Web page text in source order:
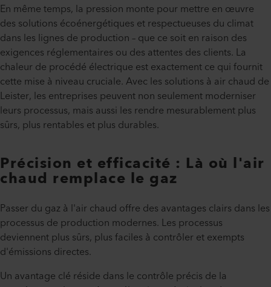
En même temps, la pression monte pour mettre en œuvre
des solutions écoénergétiques et respectueuses du climat
dans les lignes de production – que ce soit en raison des
exigences réglementaires ou des attentes des clients. La
chaleur de procédé électrique est exactement ce qui fournit
cette mise à niveau cruciale. Avec les solutions à air chaud de
Leister, les entreprises peuvent non seulement moderniser
leurs processus, mais aussi les rendre mesurablement plus
sûrs, plus rentables et plus durables.
Précision et efficacité : Là où l'air
chaud remplace le gaz
Passer du gaz à l'air chaud offre des avantages clairs dans les
processus de production modernes. Les processus
deviennent plus sûrs, plus faciles à contrôler et exempts
d'émissions directes.
Un avantage clé réside dans le contrôle précis de la